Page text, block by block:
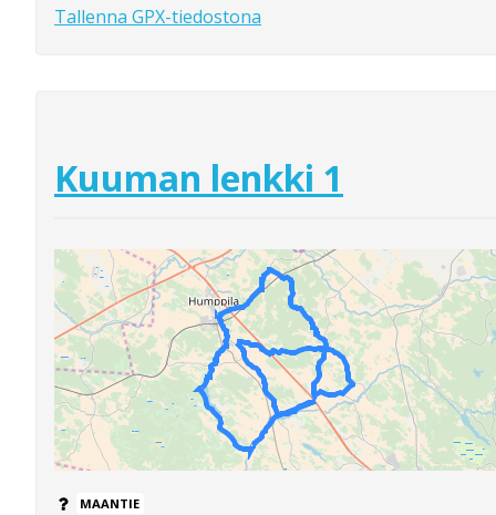
Tallenna GPX-tiedostona
Kuuman lenkki 1
MAANTIE